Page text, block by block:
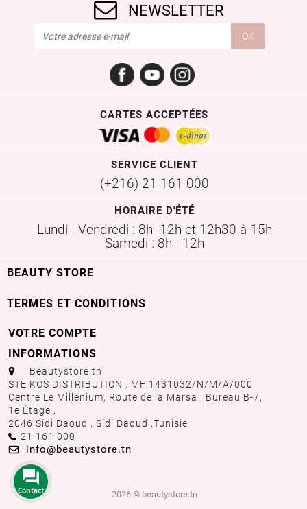
NEWSLETTER
FacebookYouTubeInstagram
CARTES ACCEPTÉES
SERVICE CLIENT
(+216) 21 161 000
HORAIRE D'ÉTÉ
Lundi - Vendredi : 8h -12h et 12h30 à 15h
Samedi : 8h - 12h
BEAUTY STORE
TERMES ET CONDITIONS
VOTRE COMPTE
INFORMATIONS
aaa
Beautystore.tn
STE KOS DISTRIBUTION , MF:1431032/N/M/A/000
Centre Le Millénium, Route de la Marsa , Bureau B-7,
1e Étage ,
2046 Sidi Daoud , Sidi Daoud ,Tunisie
Call us:
21 161 000
Email us:
info@beautystore.tn
2026 © beautystore.tn
Contact